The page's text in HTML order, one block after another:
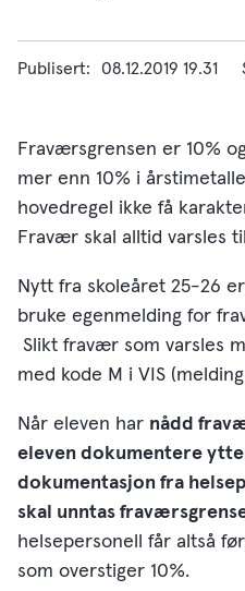
Publisert 08.12.2019 19.31
​Fraværsgrensen er 10%
mer enn 10% i
hovedregel ikke få
Fravær skal alltid varsles
Nytt fra skoleåret 25-26
bruke egenmelding for
Slikt fravær som varsles
med kode M i VIS
Når eleven har nådd
eleven dokumentere
dokumentasjon fra
skal unntas
helsepersonell får altså
som overstiger 10%.